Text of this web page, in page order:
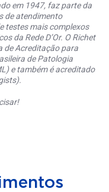
em 1947, faz parte da
de atendimento
testes mais complexos
da Rede D’Or. O Richet
de Acreditação para
de Patologia
e também é acreditado